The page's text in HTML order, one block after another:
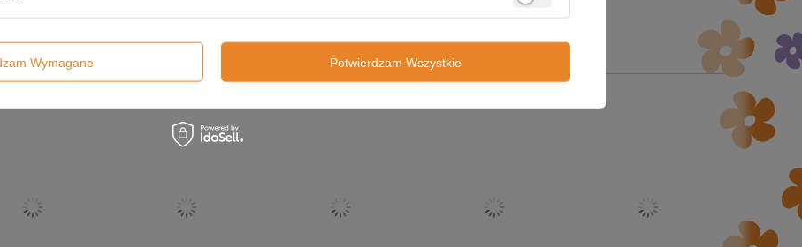
Poprzedni z tej kategorii Następny z tej kategorii
Wymagane Potwierdzam Wszystkie